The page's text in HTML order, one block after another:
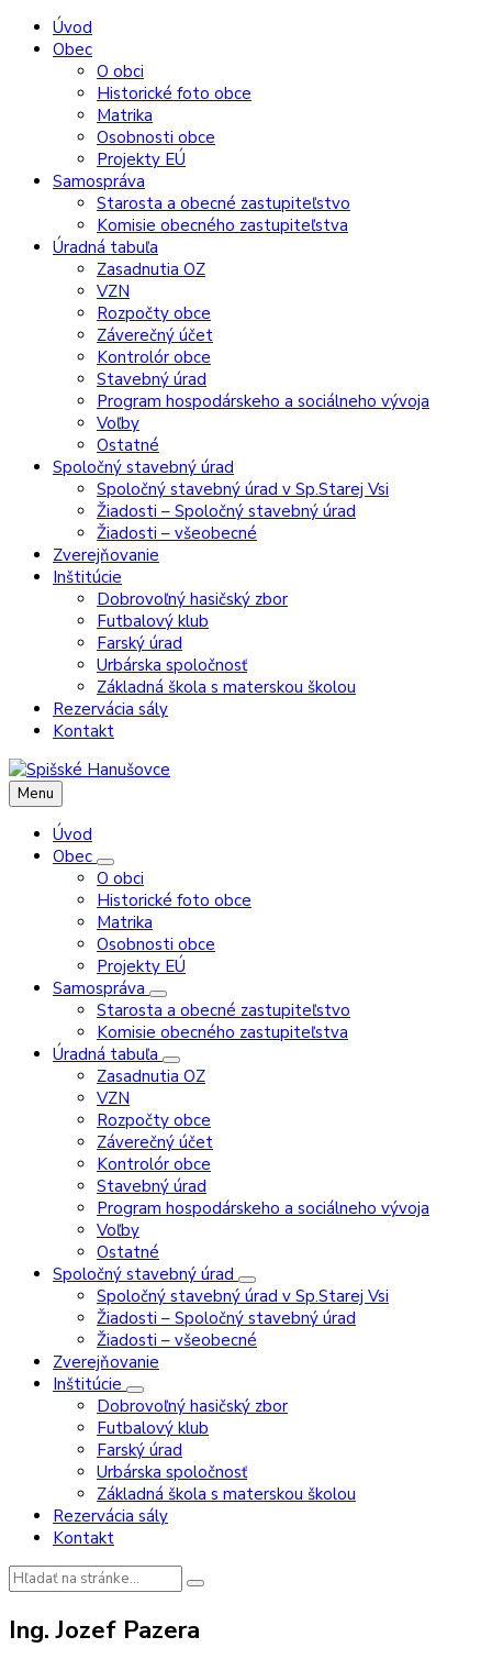
Preskočiť
Preskočiť
Preskočiť
Úvod
Obec
O obci
Historické foto obce
Matrika
Osobnosti obce
Projekty EÚ
Samospráva
Starosta a obecné zastupiteľstvo
Komisie obecného zastupiteľstva
Úradná tabuľa
Zasadnutia OZ
VZN
Rozpočty obce
Záverečný účet
Kontrolór obce
Stavebný úrad
Program hospodárskeho a sociálneho vývoja
Voľby
Ostatné
Spoločný stavebný úrad
Spoločný stavebný úrad v Sp.Starej Vsi
Žiadosti – Spoločný stavebný úrad
Žiadosti – všeobecné
Zverejňovanie
Inštitúcie
Dobrovoľný hasičský zbor
Futbalový klub
Farský úrad
Urbárska spoločnosť
Základná škola s materskou školou
Rezervácia sály
Kontakt
Menu
Úvod
Obec
O obci
Historické foto obce
Matrika
Osobnosti obce
Projekty EÚ
Samospráva
Starosta a obecné zastupiteľstvo
Komisie obecného zastupiteľstva
Úradná tabuľa
Zasadnutia OZ
VZN
Rozpočty obce
Záverečný účet
Kontrolór obce
Stavebný úrad
Program hospodárskeho a sociálneho vývoja
Voľby
Ostatné
Spoločný stavebný úrad
Spoločný stavebný úrad v Sp.Starej Vsi
Žiadosti – Spoločný stavebný úrad
Žiadosti – všeobecné
Zverejňovanie
Inštitúcie
Dobrovoľný hasičský zbor
Futbalový klub
Farský úrad
Urbárska spoločnosť
Základná škola s materskou školou
Rezervácia sály
Kontakt
Vyhľadávanie:
Ing. Jozef Pazera